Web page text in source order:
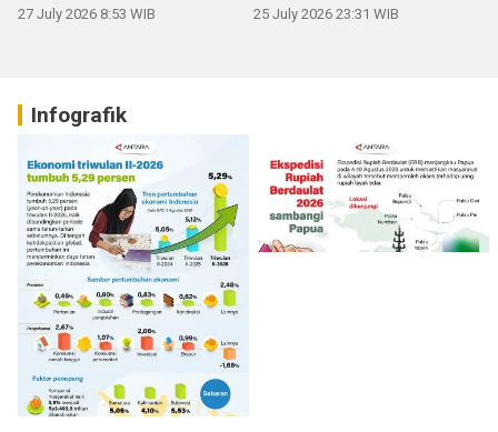
27 July 2026 8:53 WIB 25 July 2026 23:31 WIB
Infografik